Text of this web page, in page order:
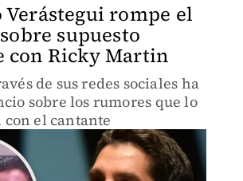
Verástegui rompe el
supuesto
con Ricky Martin
de sus redes sociales ha
sobre los rumores que lo
el cantante